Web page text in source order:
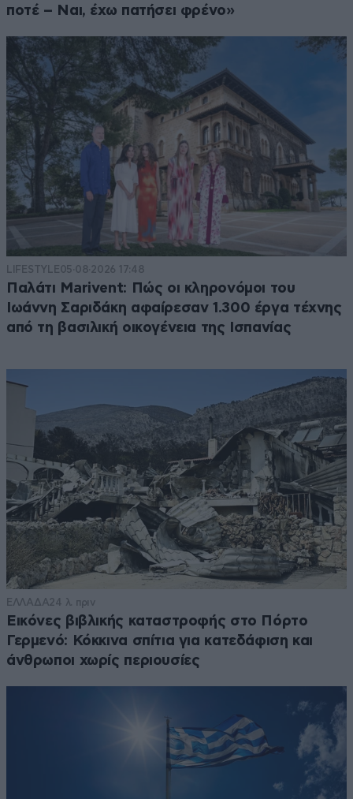
ποτέ – Ναι, έχω πατήσει φρένο»
LIFESTYLE05·08·2026 17:48
Παλάτι Marivent: Πώς οι κληρονόμοι του
Ιωάννη Σαριδάκη αφαίρεσαν 1.300 έργα τέχνης
από τη βασιλική οικογένεια της Ισπανίας
ΕΛΛΑΔΑ24 λ. πριν
Εικόνες βιβλικής καταστροφής στο Πόρτο
Γερμενό: Κόκκινα σπίτια για κατεδάφιση και
άνθρωποι χωρίς περιουσίες